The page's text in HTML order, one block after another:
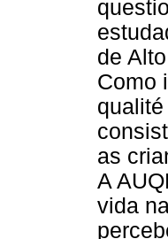
de
Como
as
A
vida